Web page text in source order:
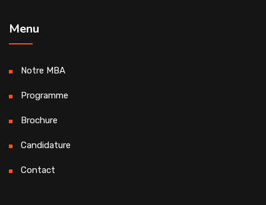
Menu
Notre MBA
Programme
Brochure
Candidature
Contact